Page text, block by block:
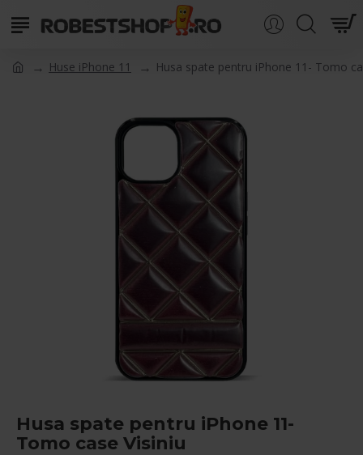
Huse iPhone 11 Husa spate pentru iPhone 11- Tomo
Husa spate pentru iPhone 11-
Tomo case Visiniu